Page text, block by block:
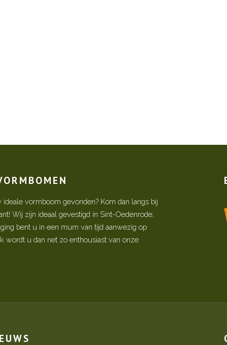
vormboom gevonden? Kom dan langs bij
Wij zijn ideaal gevestigd in Sint-Oedenrode,
bent u in een mum van tijd aanwezig op
wordt u dan net zo enthousiast van onze